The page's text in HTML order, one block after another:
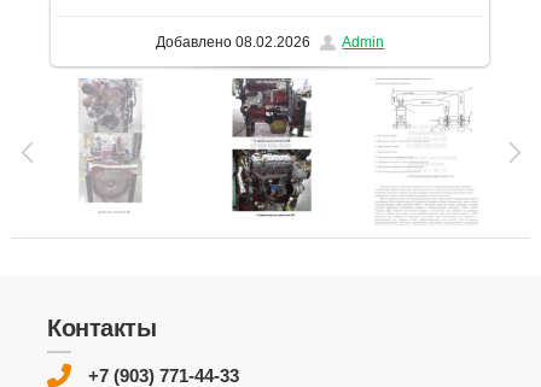
Добавлено 08.02.2026 Admin
Контакты
+7 (903) 771-44-33